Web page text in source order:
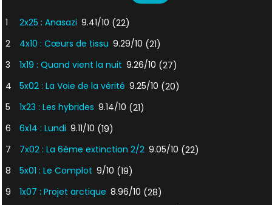
1 2x25 : Anasazi 9.41/10 (22)
2
4x10 : Cœurs de tissu 9.29/10 (21)
3
1x19 : Quand vient la nuit 9.26/10 (27)
4
5x02 : La Voie de la vérité 9.25/10 (20)
5
1x23 : Les hybrides 9.14/10 (21)
6
6x14 : Lundi 9.11/10 (19)
7
7x02 : La 6ème extinction 2/2 9.05/10 (22)
8
5x01 : Le Complot 9/10 (19)
9
1x07 : Projet arctique 8.96/10 (28)